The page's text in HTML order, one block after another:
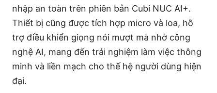
nhập an toàn trên phiên bản Cubi NUC AI+.
Thiết bị cũng được tích hợp micro và loa, hỗ
trợ điều khiển giọng nói mượt mà nhờ công
nghệ AI, mang đến trải nghiệm làm việc thông
minh và liền mạch cho thế hệ người dùng hiện
đại.